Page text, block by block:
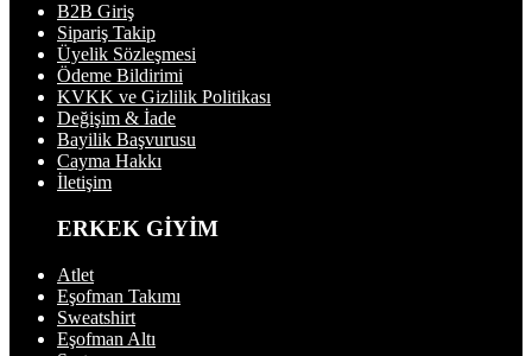
B2B Giriş
Sipariş Takip
Üyelik Sözleşmesi
Ödeme Bildirimi
KVKK ve Gizlilik Politikası
Değişim & İade
Bayilik Başvurusu
Cayma Hakkı
İletişim
ERKEK GİYİM
Atlet
Eşofman Takımı
Sweatshirt
Eşofman Altı